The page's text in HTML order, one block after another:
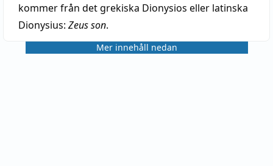
kommer från det grekiska Dionysios eller latinska
Dionysius: Zeus son.
Mer innehåll nedan